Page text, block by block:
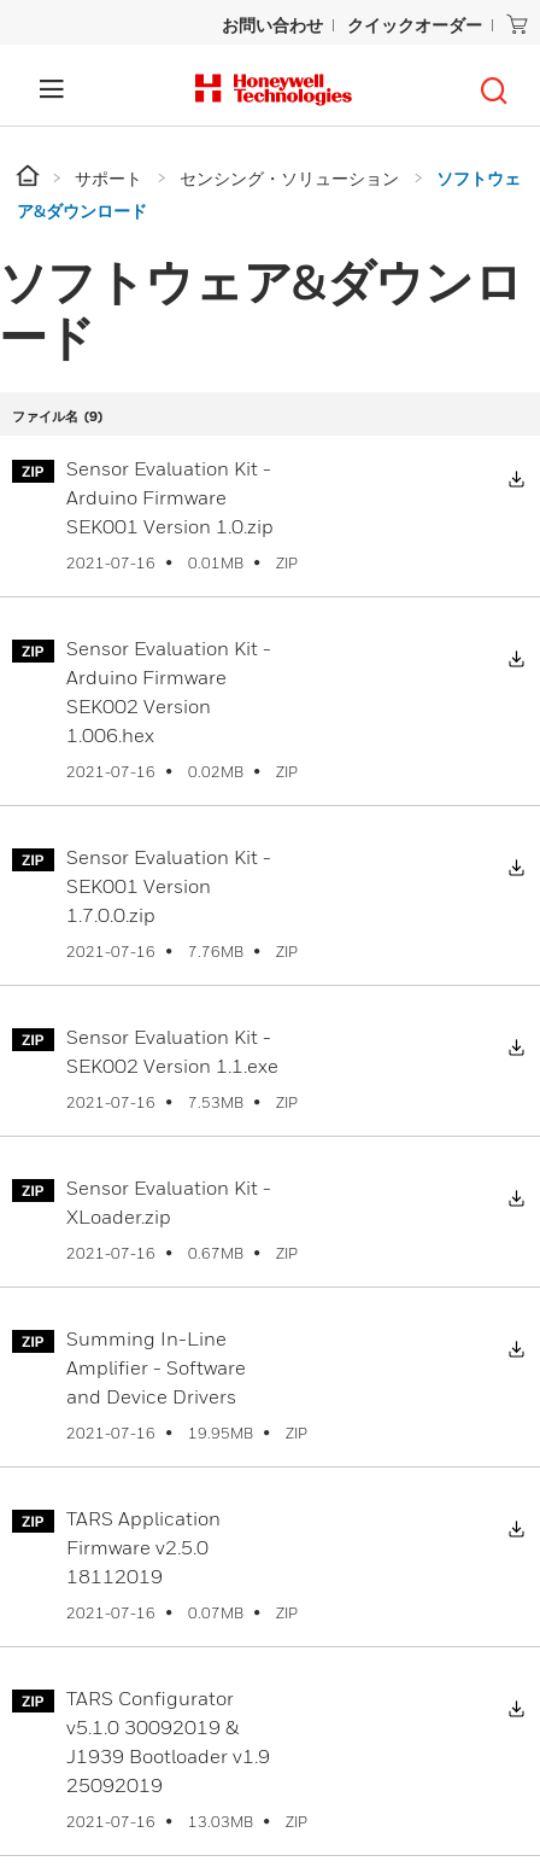
お問い合わせ クイックオーダー
サポート センシング・ソリューション
ソフトウェ
ア&ダウンロード
フトウェア&ダウンロ
ド
ファイル名 (9)
Sensor Evaluation Kit -
Arduino Firmware
SEK001 Version 1.0.zip
2021-07-16 0.01MB ZIP
Sensor Evaluation Kit -
Arduino Firmware
SEK002 Version
1.006.hex
2021-07-16 0.02MB ZIP
Sensor Evaluation Kit -
SEK001 Version
1.7.0.0.zip
2021-07-16 7.76MB ZIP
Sensor Evaluation Kit -
SEK002 Version 1.1.exe
2021-07-16 7.53MB ZIP
Sensor Evaluation Kit -
XLoader.zip
2021-07-16 0.67MB ZIP
Summing In-Line
Amplifier - Software
and Device Drivers
2021-07-16 19.95MB ZIP
TARS Application
Firmware v2.5.0
18112019
2021-07-16 0.07MB ZIP
TARS Configurator
v5.1.0 30092019 &
J1939 Bootloader v1.9
25092019
2021-07-16 13.03MB ZIP